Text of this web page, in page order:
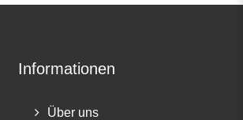
Informationen
Über uns